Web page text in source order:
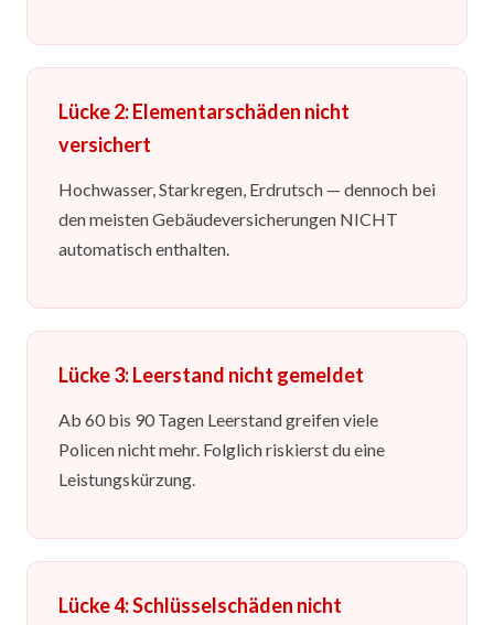
Lücke 2: Elementarschäden nicht
versichert
Hochwasser, Starkregen, Erdrutsch — dennoch bei
den meisten Gebäudeversicherungen NICHT
automatisch enthalten.
Lücke 3: Leerstand nicht gemeldet
Ab 60 bis 90 Tagen Leerstand greifen viele
Policen nicht mehr. Folglich riskierst du eine
Leistungskürzung.
Lücke 4: Schlüsselschäden nicht